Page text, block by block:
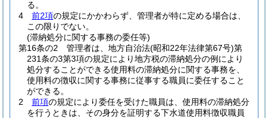
る。
4
前2項の規定にかかわらず、管理者が特に定める場合は、
この限りでない。
(滞納処分に関する事務の委任等)
第16条の2
管理者は、地方自治法(昭和22年法律第67号)第
231条の3第3項の規定により地方税の滞納処分の例により
処分することができる使用料の滞納処分に関する事務を、
使用料の徴収に関する事務に従事する職員に委任すること
ができる。
2
前項の規定により委任を受けた職員は、使用料の滞納処分
を行うときは、その身分を証明する下水道使用料徴収職員